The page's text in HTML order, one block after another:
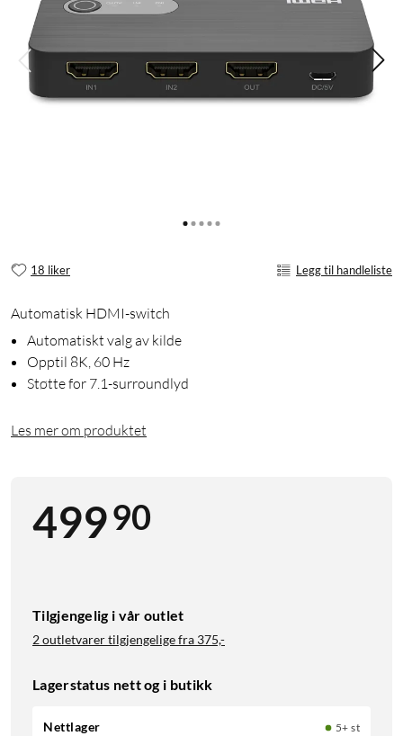
18 liker Legg til handleliste
Automatisk HDMI-switch
Automatiskt valg av kilde
Opptil 8K, 60 Hz
Støtte for 7.1-surroundlyd
Les mer om produktet
49990
Tilgjengelig i vår outlet
2 outletvarer tilgjengelige fra 375,-
Lagerstatus nett og i butikk
Nettlager
5+ st